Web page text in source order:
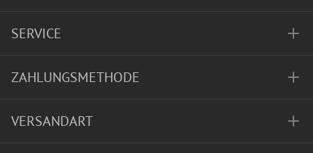
SERVICE
ZAHLUNGSMETHODE
VERSANDART